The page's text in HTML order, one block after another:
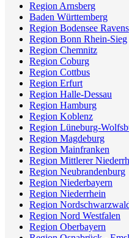
Region Arnsberg
Baden Württemberg
Region Bodensee
Region Bonn Rhein-Sieg
Region Chemnitz
Region Coburg
Region Cottbus
Region Erfurt
Region Halle-Dessau
Region Hamburg
Region Koblenz
Region Lüneburg-
Region Magdeburg
Region Mainfranken
Region Mittlerer
Region Neubrandenburg
Region Niederbayern
Region Niederrhein
Region
Region Nord Westfalen
Region Oberbayern